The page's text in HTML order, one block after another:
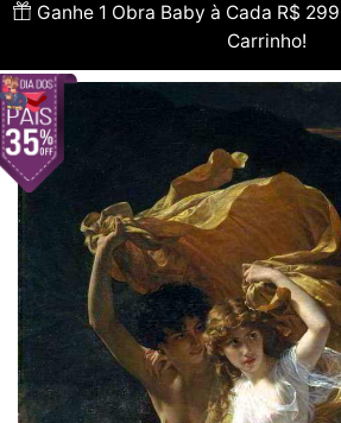
Ganhe 1 Obra Baby à Cada R$
Carrinho!